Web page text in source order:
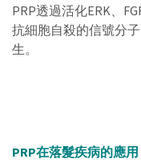
PRP透過活化ERK、
抗細胞自殺的信號分
生。
PRP在落髮疾病的應用